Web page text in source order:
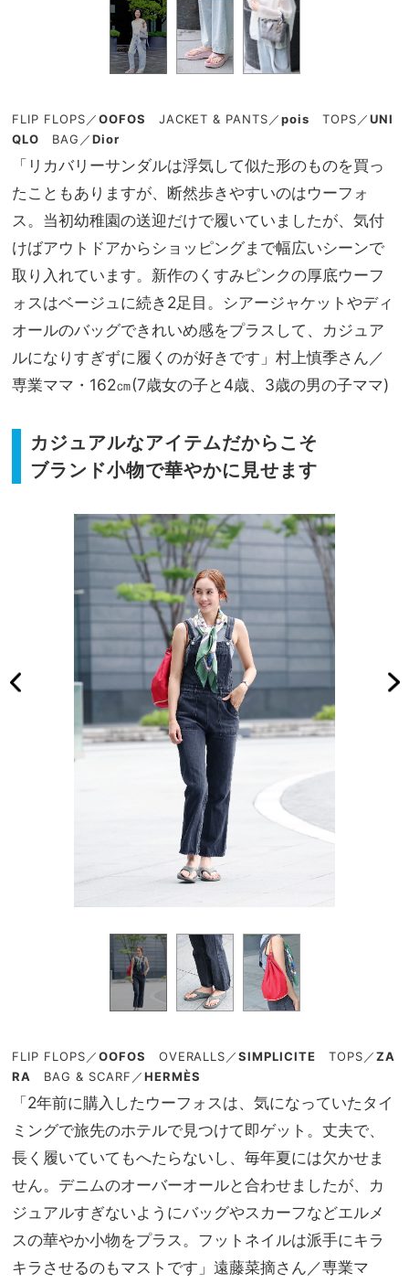
FLIP FLOPS ／OOFOS JACKET & PANTS ／pois TOPS ／UNI
QLO
BAG ／Dior
「リカバリーサンダルは浮気して似た形のものを買っ
たこともありますが、断然歩きやすいのはウーフォ
ス。当初幼稚園の送迎だけで履いていましたが、気付
けばアウトドアからショッピングまで幅広いシーンで
取り入れています。新作のくすみピンクの厚底ウーフ
ォスはベージュに続き2足目。シアージャケットやディ
オールのバッグできれいめ感をプラスして、カジュア
ルになりすぎずに履くのが好きです」 村上慎季さん／
専業ママ・162㎝(7歳女の子と4歳、3歳の男の子ママ)
カジュアルなアイテムだからこそ
ブランド小物で華やかに見せます
FLIP FLOPS ／OOFOS OVERALLS ／SIMPLICITE TOPS ／ZA
RA
BAG & SCARF ／HERMÈS
「2年前に購入したウーフォスは、気になっていたタイ
ミングで旅先のホテルで見つけて即ゲット。丈夫で、
長く履いていてもへたらないし、毎年夏には欠かせま
せん。デニムのオーバーオールと合わせましたが、カ
ジュアルすぎないようにバッグやスカーフなどエルメ
スの華やか小物をプラス。フットネイルは派手にキラ
キラさせるのもマストです」遠藤菜摘さん／専業マ